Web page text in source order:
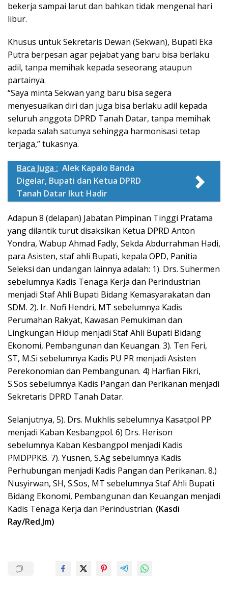
bekerja sampai larut dan bahkan tidak mengenal hari
libur.
Khusus untuk Sekretaris Dewan (Sekwan), Bupati Eka
Putra berpesan agar pejabat yang baru bisa berlaku
adil, tanpa memihak kepada seseorang ataupun
partainya.
“Saya minta Sekwan yang baru bisa segera
menyesuaikan diri dan juga bisa berlaku adil kepada
seluruh anggota DPRD Tanah Datar, tanpa memihak
kepada salah satunya sehingga harmonisasi tetap
terjaga,” tukasnya.
Baca Juga : Alek Kapalo Banda
Digelar, Bupati dan Ketua DPRD
Tanah Datar Ikut Hadir
Adapun 8 (delapan) Jabatan Pimpinan Tinggi Pratama
yang dilantik turut disaksikan Ketua DPRD Anton
Yondra, Wabup Ahmad Fadly, Sekda Abdurrahman Hadi,
para Asisten, staf ahli Bupati, kepala OPD, Panitia
Seleksi dan undangan lainnya adalah: 1). Drs. Suhermen
sebelumnya Kadis Tenaga Kerja dan Perindustrian
menjadi Staf Ahli Bupati Bidang Kemasyarakatan dan
SDM. 2). Ir. Nofi Hendri, MT sebelumnya Kadis
Perumahan Rakyat, Kawasan Pemukiman dan
Lingkungan Hidup menjadi Staf Ahli Bupati Bidang
Ekonomi, Pembangunan dan Keuangan. 3). Ten Feri,
ST, M.Si sebelumnya Kadis PU PR menjadi Asisten
Perekonomian dan Pembangunan. 4) Harfian Fikri,
S.Sos sebelumnya Kadis Pangan dan Perikanan menjadi
Sekretaris DPRD Tanah Datar.
Selanjutnya, 5). Drs. Mukhlis sebelumnya Kasatpol PP
menjadi Kaban Kesbangpol. 6) Drs. Herison
sebelumnya Kaban Kesbangpol menjadi Kadis
PMDPPKB. 7). Yusnen, S.Ag sebelumnya Kadis
Perhubungan menjadi Kadis Pangan dan Perikanan. 8.)
Nusyirwan, SH, S.Sos, MT sebelumnya Staf Ahli Bupati
Bidang Ekonomi, Pembangunan dan Keuangan menjadi
Kadis Tenaga Kerja dan Perindustrian. (Kasdi
Ray/Red.Jm)